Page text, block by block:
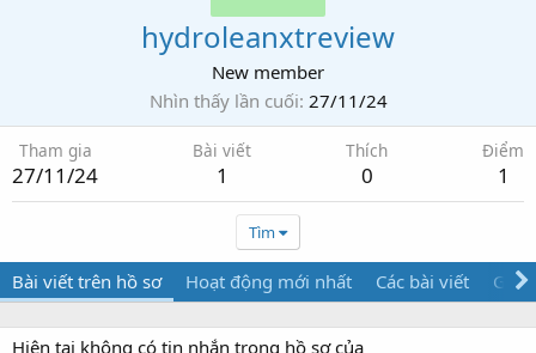
hydroleanxtreview
New member
Nhìn thấy lần cuối 27/11/24
Tham gia
27/11/24
Bài viết
1
Thích
0
Điểm
1
Tìm
Bài viết trên hồ sơ Hoạt động mới nhất Các bài viết Giới
Hiện tại không có tin nhắn trong hồ sơ của